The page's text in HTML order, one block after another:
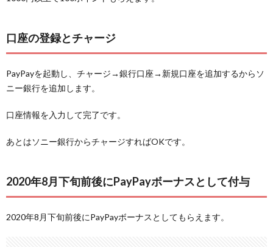
口座の登録とチャージ
PayPayを起動し、チャージ→銀行口座→新規口座を追加するからソ
ニー銀行を追加します。
口座情報を入力して完了です。
あとはソニー銀行からチャージすればOKです。
2020年8月下旬前後にPayPayボーナスとして付与
2020年8月下旬前後にPayPayボーナスとしてもらえます。